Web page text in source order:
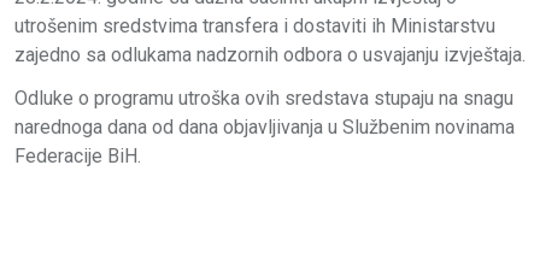
utrošenim sredstvima transfera i dostaviti ih Ministarstvu
zajedno sa odlukama nadzornih odbora o usvajanju izvještaja.
Odluke o programu utroška ovih sredstava stupaju na snagu
narednoga dana od dana objavljivanja u Službenim novinama
Federacije BiH.